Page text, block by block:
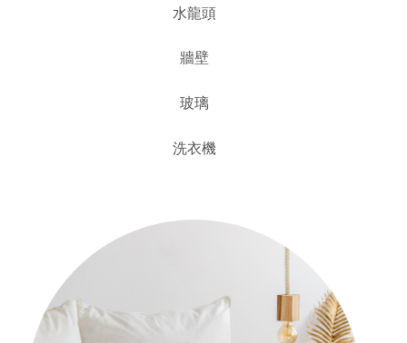
水龍頭
牆壁
玻璃
洗衣機